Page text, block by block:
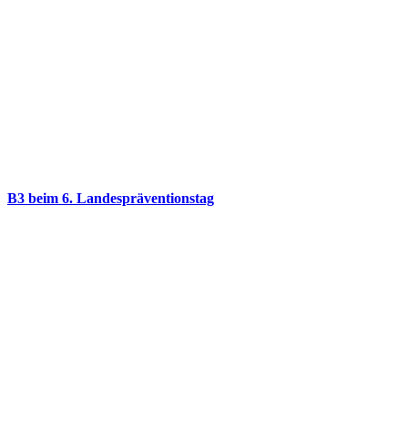
B3 beim 6. Landespräventionstag